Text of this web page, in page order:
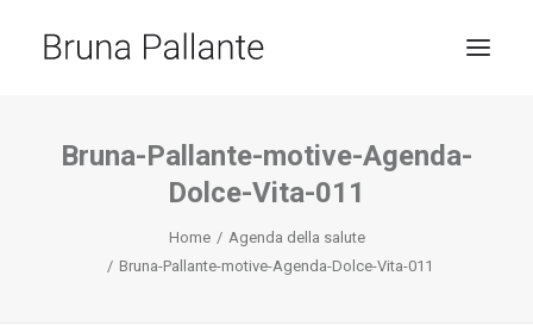
HOME
RICERCA
Bruna-Pallante-motive-Agenda-
Dolce-Vita-011
Home
Agenda della salute
Bruna-Pallante-motive-Agenda-Dolce-Vita-011